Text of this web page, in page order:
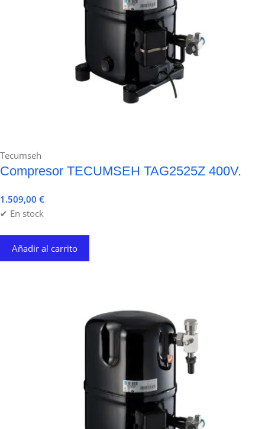
Tecumseh
Compresor TECUMSEH TAG2525Z 400V.
1.509,00 €
✔ En stock
Añadir al carrito